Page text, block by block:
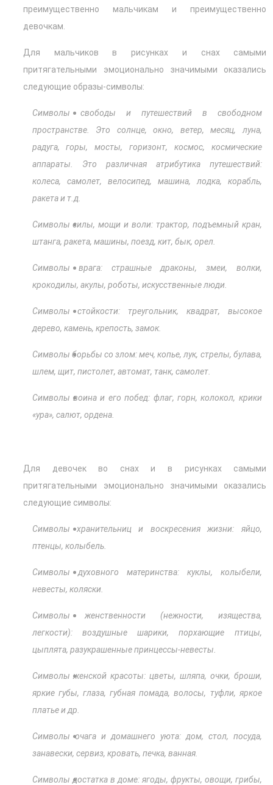
преимущественно мальчикам и преимущественно
девочкам.
Для мальчиков в рисунках и снах самыми
притягательными эмоционально значимыми оказались
следующие образы-символы:
Символы свободы и путешествий в свободном
пространстве. Это солнце, окно, ветер, месяц, луна,
радуга, горы, мосты, горизонт, космос, космические
аппараты. Это различная атрибутика путешествий:
колеса, самолет, велосипед, машина, лодка, корабль,
ракета и т.д.
Символы силы, мощи и воли: трактор, подъемный кран,
штанга, ракета, машины, поезд, кит, бык, орел.
Символы врага: страшные драконы, змеи, волки,
крокодилы, акулы, роботы, искусственные люди.
Символы стойкости: треугольник, квадрат, высокое
дерево, камень, крепость, замок.
Символы борьбы со злом: меч, копье, лук, стрелы, булава,
шлем, щит, пистолет, автомат, танк, самолет.
Символы воина и его побед: флаг, горн, колокол, крики
«ура», салют, ордена.
Для девочек во снах и в рисунках самыми
притягательными эмоционально значимыми оказались
следующие символы:
Символы хранительниц и воскресения жизни: яйцо,
птенцы, колыбель.
Символы духовного материнства: куклы, колыбели,
невесты, коляски.
Символы женственности (нежности, изящества,
легкости): воздушные шарики, порхающие птицы,
цыплята, разукрашенные принцессы-невесты.
Символы женской красоты: цветы, шляпа, очки, броши,
яркие губы, глаза, губная помада, волосы, туфли, яркое
платье и др.
Символы очага и домашнего уюта: дом, стол, посуда,
занавески, сервиз, кровать, печка, ванная.
Символы достатка в доме: ягоды, фрукты, овощи, грибы,